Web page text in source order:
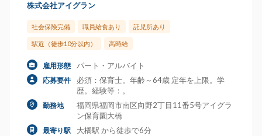
株式会社アイグラン
社会保険完備 職員給食あり 託児所あり
駅近（徒歩10分以内） 高時給
雇用形態 パート・アルバイト
応募要件
必須：保育士。年齢～64歳 定年を上限。学
歴。経験等：。
勤務地
福岡県福岡市南区向野2丁目11番5号アイグラ
ン保育園大橋
最寄り駅 大橋駅 から徒歩で6分